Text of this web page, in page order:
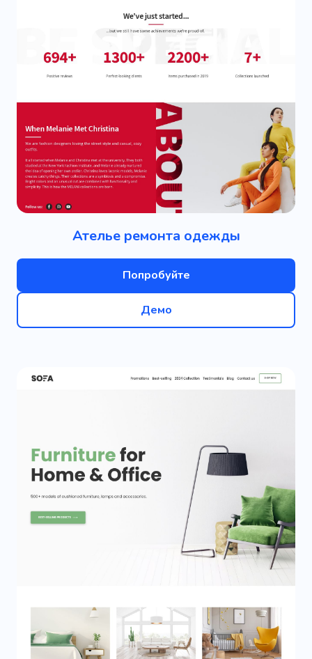
Ателье ремонта одежды
Попробуйте
Демо